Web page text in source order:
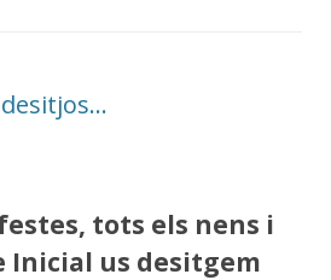
tots els nens i
Inicial us desitgem